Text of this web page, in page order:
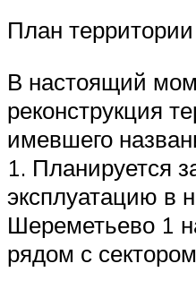
План территории
В настоящий
реконструкция
имевшего
1. Планируется
эксплуатацию в
Шереметьево 1
рядом с